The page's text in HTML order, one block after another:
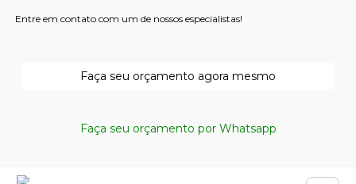
Entre em contato com um de nossos especialistas!
Faça seu orçamento agora mesmo
Faça seu orçamento por Whatsapp